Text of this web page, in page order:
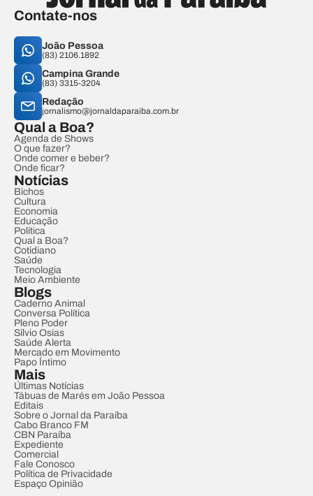
Contate-nos
João Pessoa
(83) 2106.1892
Campina Grande
(83) 3315-3204
Redação
jornalismo@jornaldaparaiba.com.br
Qual a Boa?
Agenda de Shows
O que fazer?
Onde comer e beber?
Onde ficar?
Notícias
Bichos
Cultura
Economia
Educação
Política
Qual a Boa?
Cotidiano
Saúde
Tecnologia
Meio Ambiente
Blogs
Caderno Animal
Conversa Política
Pleno Poder
Sílvio Osias
Saúde Alerta
Mercado em Movimento
Papo Íntimo
Mais
Últimas Notícias
Tábuas de Marés em João Pessoa
Editais
Sobre o Jornal da Paraíba
Cabo Branco FM
CBN Paraíba
Expediente
Comercial
Fale Conosco
Política de Privacidade
Espaço Opinião